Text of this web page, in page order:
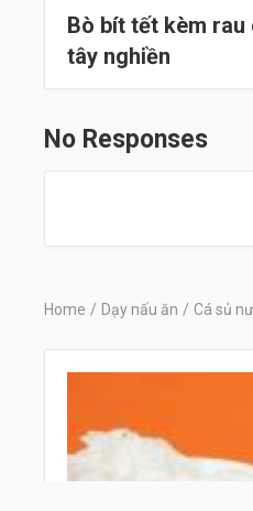
Bò bít tết kèm rau
tây nghiền
No Responses
Home / Dạy nấu ăn / Cá sủ